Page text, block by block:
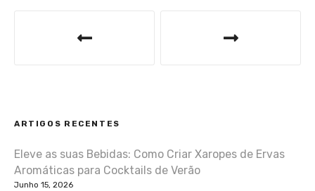
g
a
ARTIGOS RECENTES
Eleve as suas Bebidas: Como Criar Xaropes de Ervas
Aromáticas para Cocktails de Verão
Junho 15, 2026